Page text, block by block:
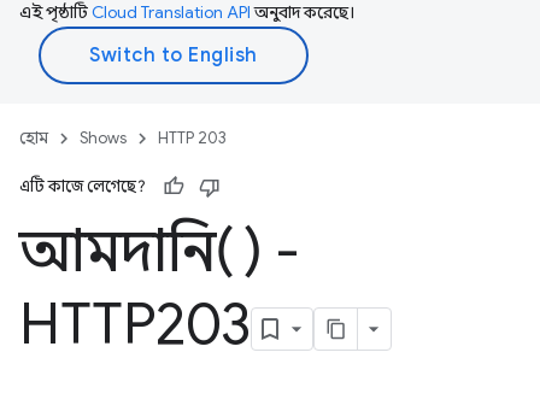
এই পৃষ্ঠাটিCloud Translation APIঅনুবাদ করেছে।
হোম Shows HTTP 203
এটি কাজে লেগেছে?
আমদানি() -
HTTP203